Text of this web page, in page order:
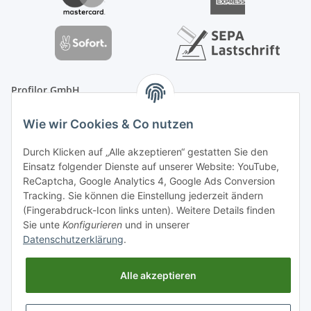
Profilor GmbH
OdF.Platz 2
16775 Löwenberger Land
Telefon: +49 (0) 33094-719-8719
E-Mail: info (ät) treppe99 (Punkt) de
* Alle Preise inkl. gesetzlicher USt., zzgl.Versand
Wie wir Cookies & Co nutzen
Durch Klicken auf „Alle akzeptieren“ gestatten Sie den
Einsatz folgender Dienste auf unserer Website: YouTube,
ReCaptcha, Google Analytics 4, Google Ads Conversion
Tracking. Sie können die Einstellung jederzeit ändern
(Fingerabdruck-Icon links unten). Weitere Details finden
Sie unte Konfigurieren und in unserer
Datenschutzerklärung.
Alle akzeptieren